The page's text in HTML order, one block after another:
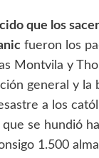
que los
fueron los
Montvila y
general y la
a los
se hundió
1.500